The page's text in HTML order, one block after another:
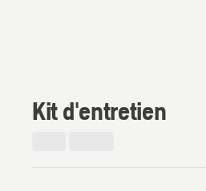
Kit d'entretien